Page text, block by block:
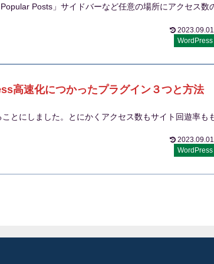
Posts」サイドバーなど任意の場所にアクセス数
2023.09.01
WordPress
高速化につかったプラグイン３つと方法
とにしました。とにかくアクセス数もサイト回遊率も
2023.09.01
WordPress